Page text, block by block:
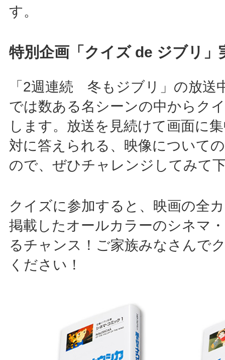
す。
特別企画「クイズ de ジブリ」
「2週連続 冬もジブリ」の放送
では数ある名シーンの中からク
します。放送を見続けて画面に
対に答えられる、映像について
ので、ぜひチャレンジしてみて
クイズに参加すると、映画の全
掲載したオールカラーのシネマ
るチャンス！ご家族みなさんで
ください！